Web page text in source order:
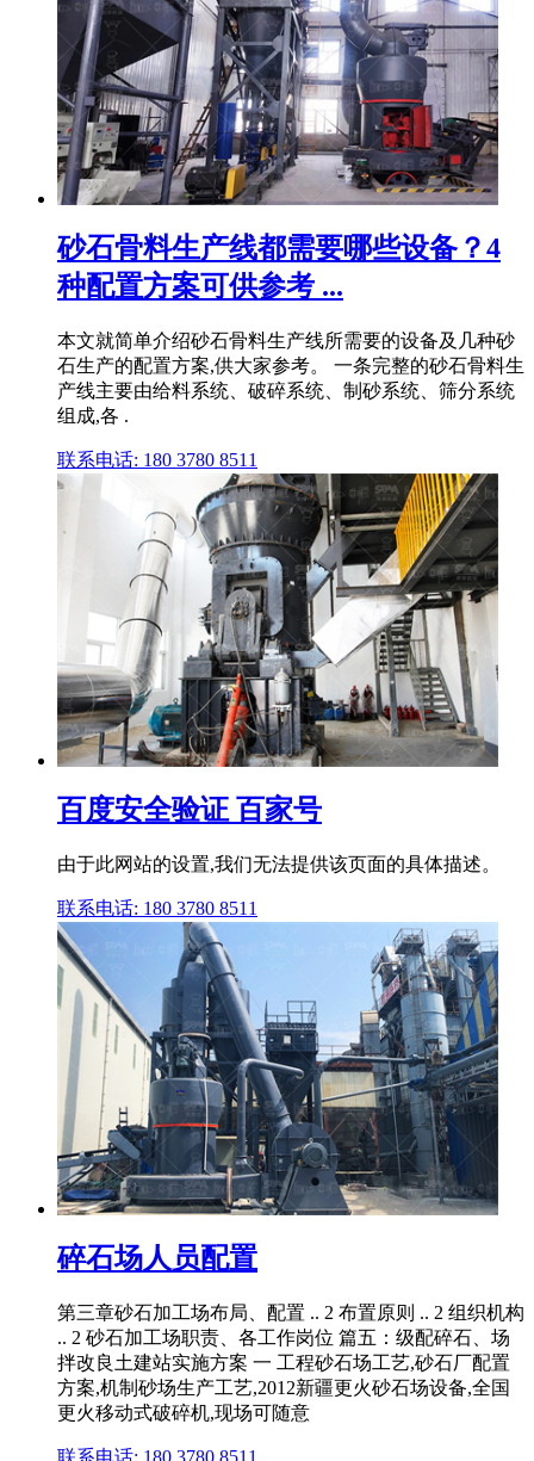
砂石骨料生产线都需要哪些设备？4
种配置方案可供参考 ...
本文就简单介绍砂石骨料生产线所需要的设备及几种砂
石生产的配置方案,供大家参考。 一条完整的砂石骨料生
产线主要由给料系统、破碎系统、制砂系统、筛分系统
组成,各 .
联系电话: 180 3780 8511
百度安全验证 百家号
由于此网站的设置,我们无法提供该页面的具体描述。
联系电话: 180 3780 8511
碎石场人员配置
第三章砂石加工场布局、配置 .. 2 布置原则 .. 2 组织机构
.. 2 砂石加工场职责、各工作岗位 篇五：级配碎石、场
拌改良土建站实施方案 一 工程砂石场工艺,砂石厂配置
方案,机制砂场生产工艺,2012新疆更火砂石场设备,全国
更火移动式破碎机,现场可随意
联系电话: 180 3780 8511